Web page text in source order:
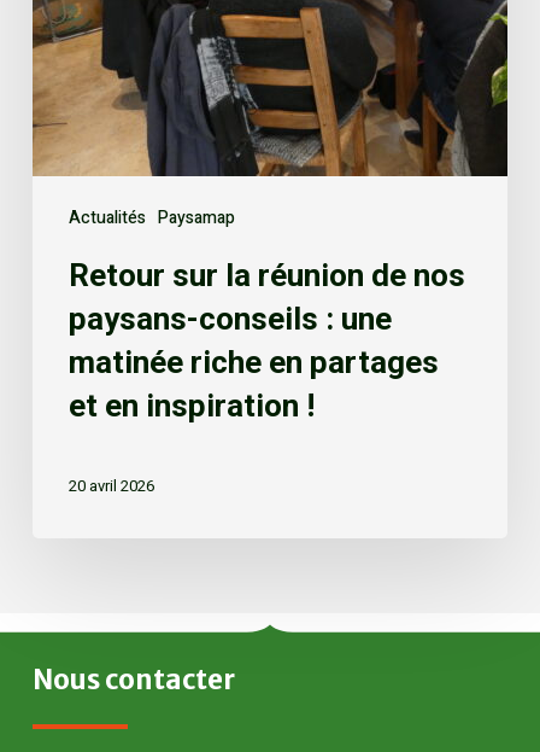
Actualités Paysamap
Retour sur la réunion de nos
paysans-conseils : une
matinée riche en partages
et en inspiration !
20 avril 2026
Nouscontacter